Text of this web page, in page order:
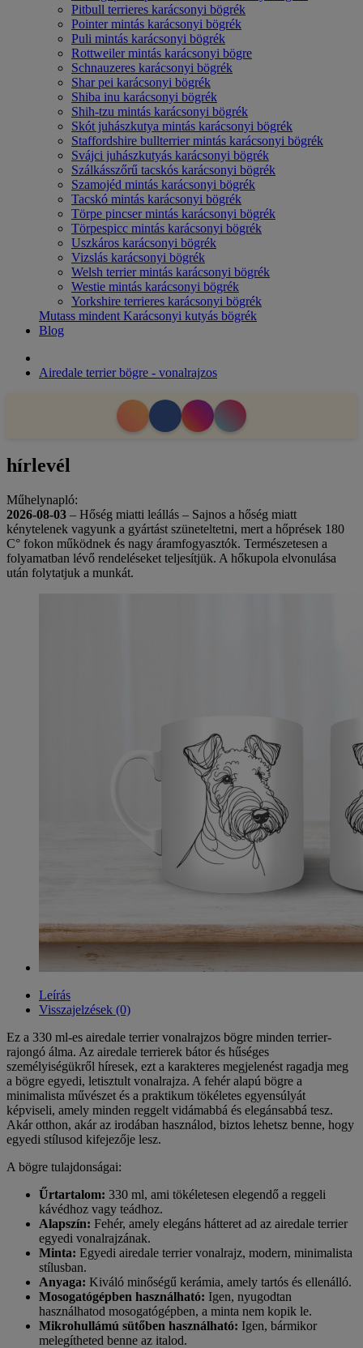
Pitbull terrieres karácsonyi bögrék
Pointer mintás karácsonyi bögrék
Puli mintás karácsonyi bögrék
Rottweiler mintás karácsonyi bögre
Schnauzeres karácsonyi bögrék
Shar pei karácsonyi bögrék
Shiba inu karácsonyi bögrék
Shih-tzu mintás karácsonyi bögrék
Skót juhászkutya mintás karácsonyi bögrék
Staffordshire bullterrier mintás karácsonyi bögrék
Svájci juhászkutyás karácsonyi bögrék
Szálkásszőrű tacskós karácsonyi bögrék
Szamojéd mintás karácsonyi bögrék
Tacskó mintás karácsonyi bögrék
Törpe pincser mintás karácsonyi bögrék
Törpespicc mintás karácsonyi bögrék
Uszkáros karácsonyi bögrék
Vizslás karácsonyi bögrék
Welsh terrier mintás karácsonyi bögrék
Westie mintás karácsonyi bögrék
Yorkshire terrieres karácsonyi bögrék
Mutass mindent Karácsonyi kutyás bögrék
Blog
Airedale terrier bögre - vonalrajzos
hírlevél
Műhelynapló:
2026-08-03 – Hőség miatti leállás – Sajnos a hőség miatt
kénytelenek vagyunk a gyártást szüneteltetni, mert a hőprések 180
C° fokon működnek és nagy áramfogyasztók. Természetesen a
folyamatban lévő rendeléseket teljesítjük. A hőkupola elvonulása
után folytatjuk a munkát.
Leírás
Visszajelzések (0)
Ez a 330 ml-es airedale terrier vonalrajzos bögre minden terrier-
rajongó álma. Az airedale terrierek bátor és hűséges
személyiségükről híresek, ezt a karakteres megjelenést ragadja meg
a bögre egyedi, letisztult vonalrajza. A fehér alapú bögre a
minimalista művészet és a praktikum tökéletes egyensúlyát
képviseli, amely minden reggelt vidámabbá és elegánsabbá tesz.
Akár otthon, akár az irodában használod, biztos lehetsz benne, hogy
egyedi stílusod kifejezője lesz.
A bögre tulajdonságai:
Űrtartalom: 330 ml, ami tökéletesen elegendő a reggeli
kávédhoz vagy teádhoz.
Alapszín: Fehér, amely elegáns hátteret ad az airedale terrier
egyedi vonalrajzának.
Minta: Egyedi airedale terrier vonalrajz, modern, minimalista
stílusban.
Anyaga: Kiváló minőségű kerámia, amely tartós és ellenálló.
Mosogatógépben használható: Igen, nyugodtan
használhatod mosogatógépben, a minta nem kopik le.
Mikrohullámú sütőben használható: Igen, bármikor
melegítheted benne az italod.